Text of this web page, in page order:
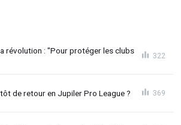
révolution : "Pour protéger les clubs
322
de retour en Jupiler Pro League ? 369